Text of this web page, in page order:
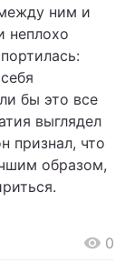
ним и
неплохо
бы это все
выглядел
признал, что
образом,
0